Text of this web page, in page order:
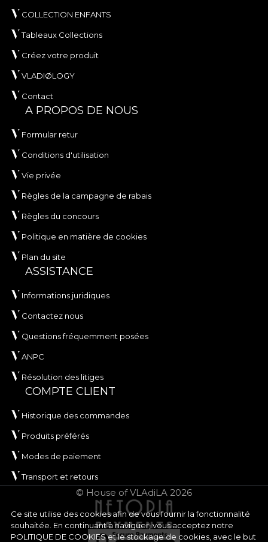
Ce site utilise des cookies afin de vous fournir la fonctionnalité
souhaitée. En continuant à naviguer, vous acceptez notre
POLITIQUE DE COOKIESet le stockage de cookies, avec le but
COLLECTION ENFANTS
Tableaux Collections
Créez votre produit
VLADIØLOGY
Contact
A PROPOS DE NOUS
Formular retur
Conditions d'utilisation
Vie privée
Règles de la campagne de rabais
Règles du concours
Politique en matière de cookies
Plan du site
ASSISTANCE
Informations juridiques
Contactez nous
Questions fréquemment posées
ANPC
Résolution des litiges
COMPTE CLIENT
Historique des commandes
Produits préférés
Modes de paiement
Transport et retours
© House of VLAdiLA 2026